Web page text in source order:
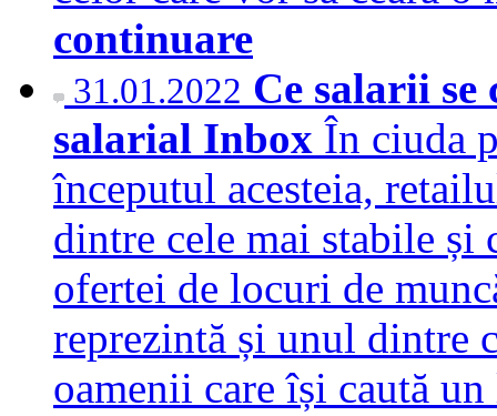
continuare
31.01.2022 Ce salarii se
salarial Inbox În ciuda
începutul acesteia,
dintre cele mai stabile și
ofertei de locuri de
reprezintă și unul dintre
oamenii care își caută